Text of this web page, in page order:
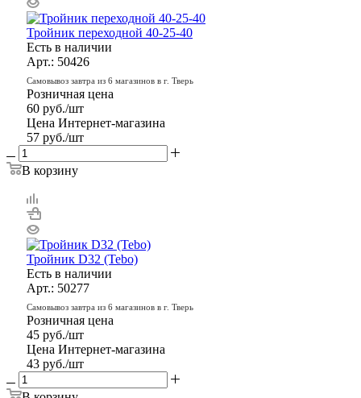
Тройник переходной 40-25-40
Есть в наличии
Арт.: 50426
Самовывоз завтра из 6 магазинов в г. Тверь
Розничная цена
60 руб./шт
Цена Интернет-магазина
57 руб./шт
В корзину
Тройник D32 (Tebo)
Есть в наличии
Арт.: 50277
Самовывоз завтра из 6 магазинов в г. Тверь
Розничная цена
45 руб./шт
Цена Интернет-магазина
43 руб./шт